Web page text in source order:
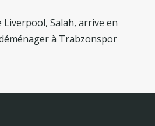
Liverpool, Salah, arrive en
à Trabzonspor